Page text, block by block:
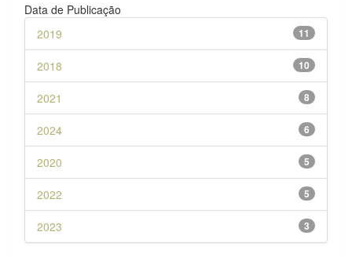
Data de Publicação
11
2019
10
2018
8
2021
6
2024
5
2020
5
2022
3
2023